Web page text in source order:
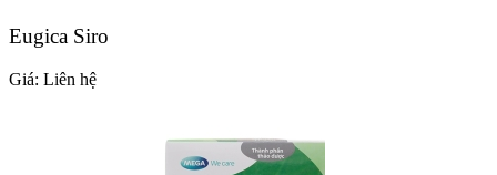
Eugica Siro
Giá: Liên hệ